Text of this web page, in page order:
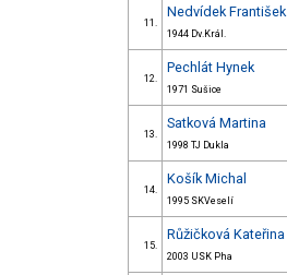
11.
Nedvídek František
1944 Dv.Král.
12.
Pechlát Hynek
1971 Sušice
13.
Satková Martina
1998 TJ Dukla
14.
Košík Michal
1995 SKVeselí
15.
Růžičková Kateřina
2003 USK Pha